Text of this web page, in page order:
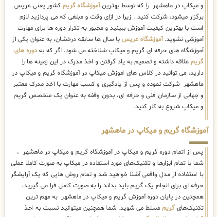
و میکاپ در ماهشهر را که توسط بهترینآموزشگاه گریم کشور یعنی عریس
برگزار میشود، شرکت کنید . زیرا در ازای وقت و مبلغی که می پردازید لازم
است با بهترین کیفیت آموزش ببینید و مجبور به تکرار دوره ها برای مهارت
آموزشی نشوید.آموزشگاه عریس با سال ها سابقه درخشان، به عنوان یکی از
آموزشگاه های حرفه ای گریم و میکاپ شناخته می شود. اگر که بهدوره های
گریم علاقه داشته و تصمیم به یاد گرفتن و اخذ مدرک در این زمینه ها را
دارید، می توانید در کلاس های اموزش میکاپ در آموزشگاه گریم و میکاپ در
ماهشهر شرکت نموده و پس از یادگیری و کسب مهارت با اخذ مدرک معتبر
و جهانی از سازمان فنی و حرفه ای، بدون وقفه به عنوان یک متخصص گریم
و میکاپ شروع به کار کنید.
آموزشگاه گریم و میکاپ در ماهشهر
پس از اتمام دوره گریم و میکاپ در آموزشگاه گریم و میکاپ در ماهشهر ،
شما با تمام ابزارها و تکنیک‌های مورد استفاده در میکاپ به صورت کاملا عملی
با استفاده از مدل واقعی آشنا خواهید شد و تمام روش هایی که یک آرایشگر
حرفه ای برای انجام یک گریم باید بداند را به صورت کامل فرا می گیرید.
همچنین در پایان دوره آموزش گریم و میکاپ در ماهشهر به مهم ترین
تکنیک‌های گریم مسلط می شوید. شما همچنین میتوانید نسبت به اخذ